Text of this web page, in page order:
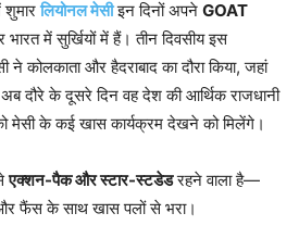
शुमारलियोनल मेसीइन दिनों अपने GOAT
में सुर्खियों में हैं। तीन दिवसीय इस
ने कोलकाता और हैदराबाद का दौरा किया, जहां
दौरे के दूसरे दिन वह देश की आर्थिक राजधानी
मेसी के कई खास कार्यक्रम देखने को मिलेंगे।
एक्शन-पैक और स्टार-स्टडेडरहने वाला है—
फैंस के साथ खास पलों से भरा।